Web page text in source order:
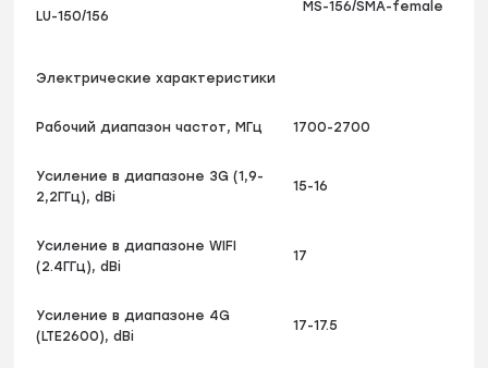
LU-150/156
MS-156/SMA-female
Электрические характеристики
Рабочий диапазон частот, МГц 1700-2700
Усиление в диапазоне 3G (1,9-
2,2ГГц), dBi
15-16
Усиление в диапазоне WIFI
(2.4ГГц), dBi
17
Усиление в диапазоне 4G
(LTE2600), dBi
17-17.5